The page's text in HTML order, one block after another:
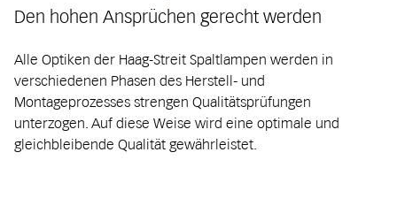
Den hohen Ansprüchen gerecht werden
Alle Optiken der Haag-Streit Spaltlampen werden in
verschiedenen Phasen des Herstell- und
Montageprozesses strengen Qualitätsprüfungen
unterzogen. Auf diese Weise wird eine optimale und
gleichbleibende Qualität gewährleistet.